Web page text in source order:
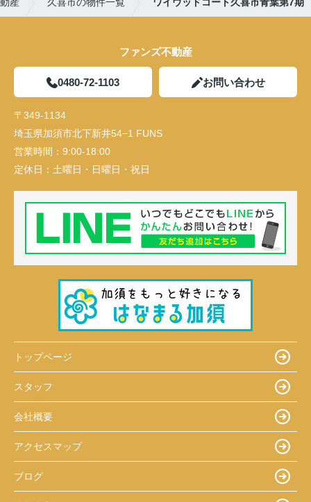
ファンズ不動産
0480-72-1103 お問い合わせ
〒349-1134
埼玉県加須市北下新井54−1 FUNS
営業時間： 9:00-18:00
定休日： 土曜日・日曜日・祝日
トップページ
スタッフ
会社概要
アクセスマップ
ブログ